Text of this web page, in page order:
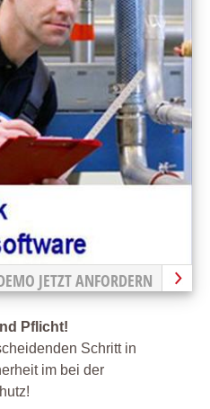
JETZT ANFORDERN
Pflicht!
Schritt in
im bei der